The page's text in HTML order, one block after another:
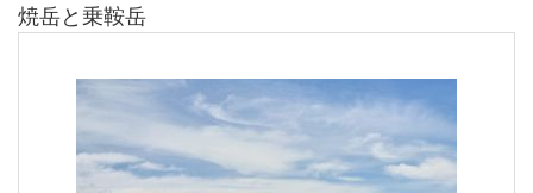
焼岳と乗鞍岳